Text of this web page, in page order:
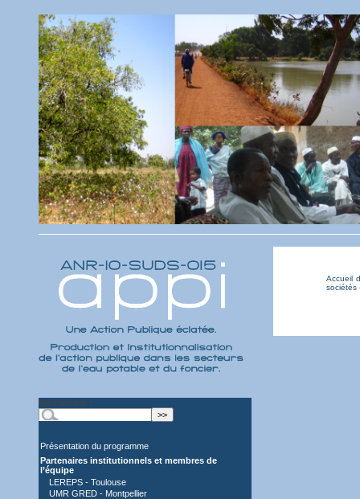
Accueil
sociétés
Rechercher :
Présentation du programme
Partenaires institutionnels et membres de
l’équipe
LEREPS - Toulouse
UMR GRED - Montpellier